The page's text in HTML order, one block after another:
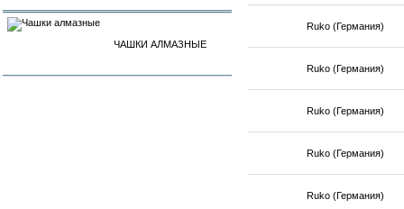
ЧАШКИ АЛМАЗНЫЕ
Ruko (Германия)
Ruko (Германия)
Ruko (Германия)
Ruko (Германия)
Ruko (Германия)